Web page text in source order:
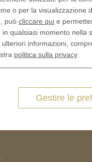
come
Monete con
o per la visualizzazione
può cliccare qui e
qualsiasi momento nella
informazioni,
politica sulla privacy
Gestire le